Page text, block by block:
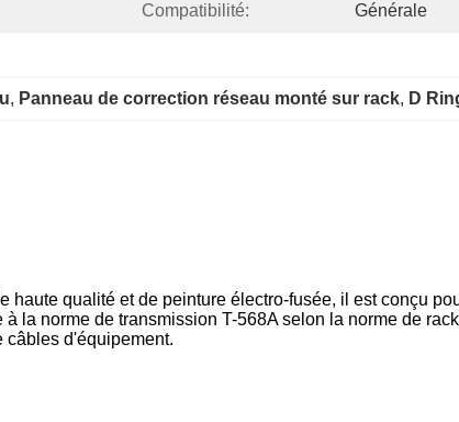
Compatibilité: Générale
, Panneau de correction réseau monté sur rack, D
qualité et de peinture électro-fusée, il est conçu
la norme de transmission T-568A selon la norme de
câbles d'équipement.